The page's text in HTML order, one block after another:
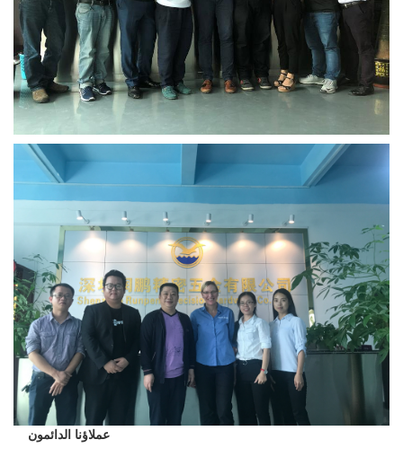
عملاؤنا الدائمون